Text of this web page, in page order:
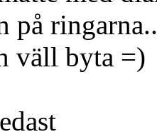
på
väll byta =)